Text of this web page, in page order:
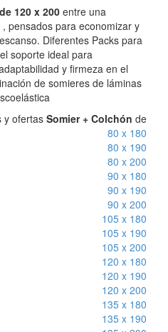
120 x 200 entre una
pensados para economizar y
Diferentes Packs para
soporte ideal para
y firmeza en el
de somieres de láminas
y ofertasSomier + Colchón de
80 x 180
80 x 190
80 x 200
90 x 180
90 x 190
90 x 200
105 x 180
105 x 190
105 x 200
120 x 180
120 x 190
120 x 200
135 x 180
135 x 190